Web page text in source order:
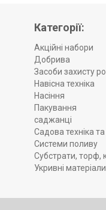
Категорії:
Акційні набори
Добрива
Засоби захисту
Навісна техніка
Насіння
Пакування
саджанці
Садова техніка та
Системи поливу
Субстрати, торф,
Укривні матеріали